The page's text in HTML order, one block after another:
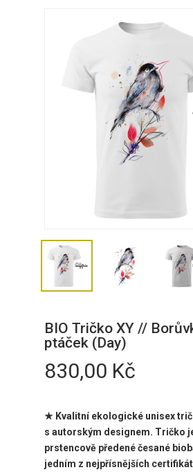
BIO Tričko XY //
ptáček (Day)
830,00 Kč
★ Kvalitní ekologické unisex
s autorským designem. Tričko
prstencově předené česané
jedním z nejpřísnějších